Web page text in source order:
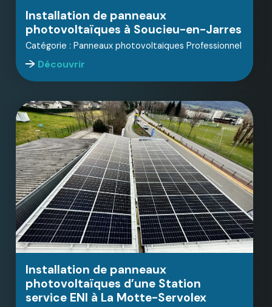
Installation de panneaux
photovoltaïques à Soucieu-en-Jarres
Catégorie : Panneaux photovoltaïques Professionnel
Découvrir
Installation de panneaux
photovoltaïques d’une Station
service ENI à La Motte-Servolex